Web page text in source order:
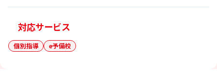
対応サービス
個別指導 e予備校